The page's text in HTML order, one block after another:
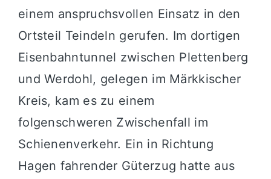
einem anspruchsvollen Einsatz in den
Ortsteil Teindeln gerufen. Im dortigen
Eisenbahntunnel zwischen Plettenberg
und Werdohl, gelegen im Märkkischer
Kreis, kam es zu einem
folgenschweren Zwischenfall im
Schienenverkehr. Ein in Richtung
Hagen fahrender Güterzug hatte aus